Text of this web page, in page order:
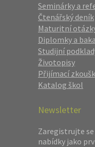
Seminárky a
Čtenářský deník
Maturitní
Diplomky a
Studijní
Životopisy
Přijímací
Katalog škol
Newsletter
Zaregistrujte
nabídky jako